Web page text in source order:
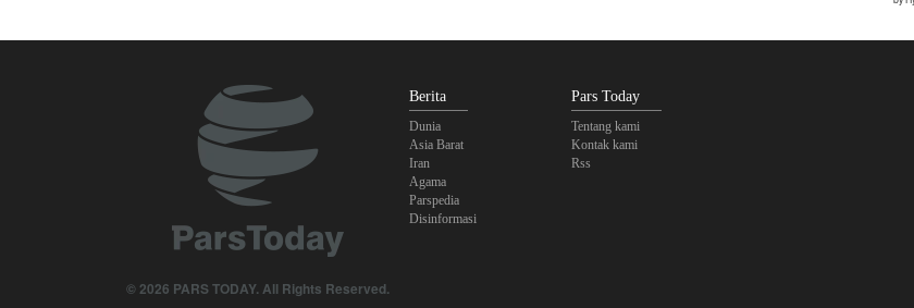
© 2026 PARS TODAY. All Rights Reserved.
Berita
Dunia
Asia Barat
Iran
Agama
Parspedia
Disinformasi
Pars Today
Tentang kami
Kontak kami
Rss